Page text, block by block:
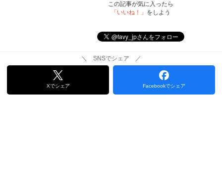
この記事が気に入ったら
「いいね！」 をしよう
＼ SNSでシェア ／
Xでシェア Facebookでシェア